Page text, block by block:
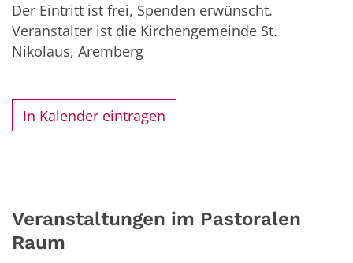
Der Eintritt ist frei, Spenden erwünscht.
Veranstalter ist die Kirchengemeinde St.
Nikolaus, Aremberg
In Kalender eintragen
Veranstaltungen im Pastoralen
Raum